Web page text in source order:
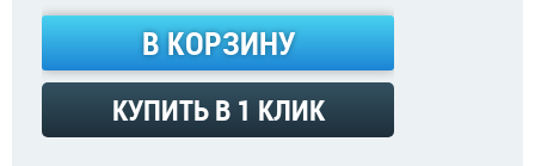
В КОРЗИНУ
КУПИТЬ В 1 КЛИК